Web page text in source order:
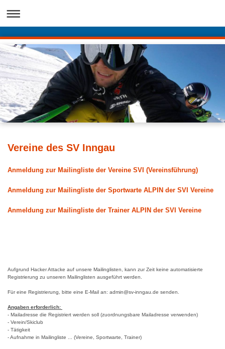
Vereine des SV Inngau
Anmeldung zur Mailingliste der Vereine SVI (Vereinsführung)
Anmeldung zur Mailingliste der Sportwarte ALPIN der SVI Vereine
Anmeldung zur Mailingliste der Trainer ALPIN der SVI Vereine
Aufgrund Hacker Attacke auf unsere Mailinglisten, kann zur Zeit keine automatisierte
Registrierung zu unseren Mailinglisten ausgeführt werden.
Für eine Registrierung, bitte eine E-Mail an: admin@sv-inngau.de senden.
Angaben erforderlich:
- Mailadresse die Registriert werden soll (zuordnungsbare Mailadresse verwenden)
- Verein/Skiclub
- Tätigkeit
- Aufnahme in Mailingliste ... (Vereine, Sportwarte, Trainer)